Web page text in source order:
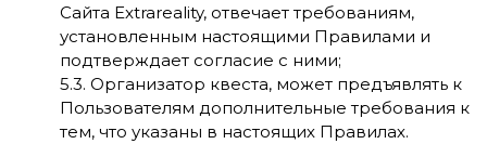
Сайта Extrareality, отвечает требованиям,
установленным настоящими Правилами и
подтверждает согласие с ними;
5.3. Организатор квеста, может предъявлять к
Пользователям дополнительные требования к
тем, что указаны в настоящих Правилах.